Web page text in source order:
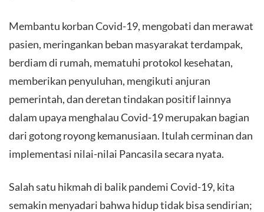
​Membantu korban Covid-19, mengobati dan merawat
pasien, meringankan beban masyarakat terdampak,
berdiam di rumah, mematuhi protokol kesehatan,
memberikan penyuluhan, mengikuti anjuran
pemerintah, dan deretan tindakan positif lainnya
dalam upaya menghalau Covid-19 merupakan bagian
dari gotong royong kemanusiaan. Itulah cerminan dan
implementasi nilai-nilai Pancasila secara nyata.
​Salah satu hikmah di balik pandemi Covid-19, kita
semakin menyadari bahwa hidup tidak bisa sendirian;